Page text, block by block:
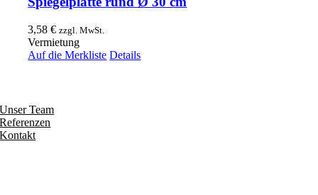
3,58€ zzgl. MwSt.
Vermietung
Auf die Merkliste Details
Unser Team
Referenzen
Kontakt